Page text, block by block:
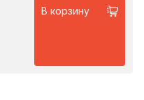
В корзину